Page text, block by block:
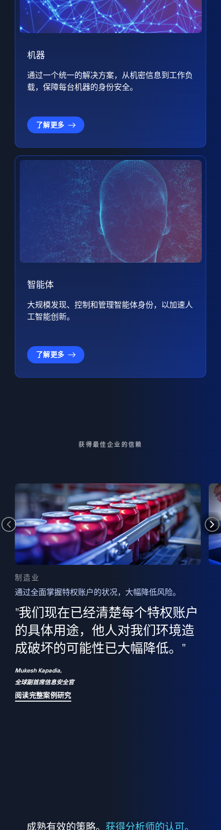
机器
通过一个统一的解决方案，从机密信息到工作负
载，保障每台机器的身份安全。
了解更多
智能体
大规模发现、控制和管理智能体身份，以加速人
工智能创新。
了解更多
获得最佳企业的信赖
制造业
通过全面掌握特权账户的状况，大幅降低风险。
"我们现在已经清楚每个特权账户
的具体用途，他人对我们环境造
成破坏的可能性已大幅降低。"
Mukesh Kapadia,
全球副首席信息安全官
阅读完整案例研究
成熟有效的策略。 获得分析师的认可。